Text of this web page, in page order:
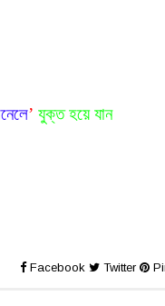
’ যুক্ত হয়ে যান
Facebook Twitter